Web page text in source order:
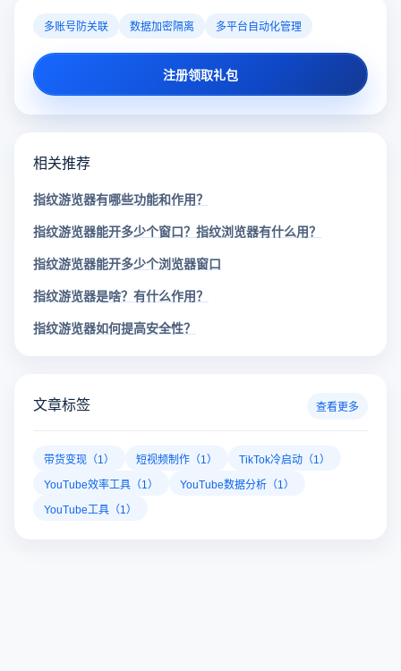
多账号防关联 数据加密隔离 多平台自动化管理
注册领取礼包
相关推荐
指纹游览器有哪些功能和作用？
指纹游览器能开多少个窗口？指纹浏览器有什么用？
指纹游览器能开多少个浏览器窗口
指纹游览器是啥？有什么作用？
指纹游览器如何提高安全性？
文章标签 查看更多
带货变现（1） 短视频制作（1）
TikTok冷启动（1）
YouTube效率工具（1）
YouTube数据分析（1）
YouTube工具（1）